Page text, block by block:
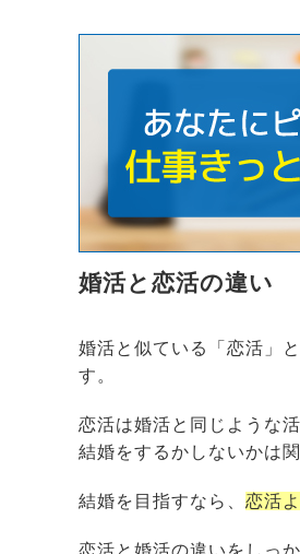
婚活と恋活の違い
婚活と似ている「恋活」
す。
恋活は婚活と同じような
結婚をするかしないかは
結婚を目指すなら、 恋活
恋活と婚活の違いをしっ